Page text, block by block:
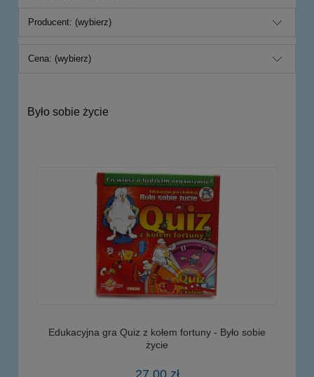
Producent: (wybierz)
Cena: (wybierz)
Było sobie życie
Edukacyjna gra Quiz z kołem fortuny - Było sobie
życie
27,00 zł